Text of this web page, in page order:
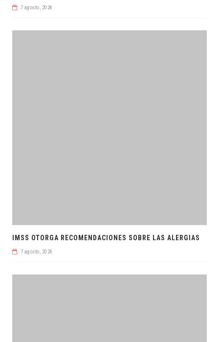
7 agosto, 2026
IMSS OTORGA RECOMENDACIONES SOBRE LAS ALERGIAS
7 agosto, 2026